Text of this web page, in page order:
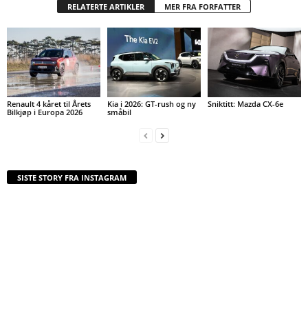
RELATERTE ARTIKLER MER FRA FORFATTER
Renault 4 kåret til Årets
Bilkjøp i Europa 2026
Kia i 2026: GT-rush og ny
småbil
Sniktitt: Mazda CX-6e
SISTE STORY FRA INSTAGRAM